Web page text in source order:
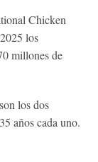
Chicken
los
millones de
los dos
años cada uno.